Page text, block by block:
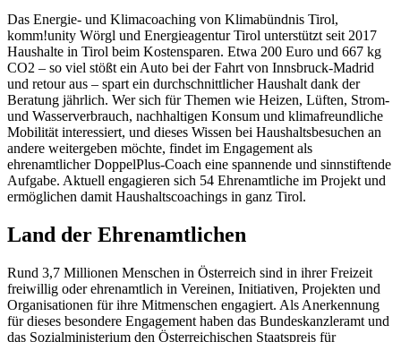
Das Energie- und Klimacoaching von Klimabündnis Tirol,
komm!unity Wörgl und Energieagentur Tirol unterstützt seit 2017
Haushalte in Tirol beim Kostensparen. Etwa 200 Euro und 667 kg
CO2 – so viel stößt ein Auto bei der Fahrt von Innsbruck-Madrid
und retour aus – spart ein durchschnittlicher Haushalt dank der
Beratung jährlich. Wer sich für Themen wie Heizen, Lüften, Strom-
und Wasserverbrauch, nachhaltigen Konsum und klimafreundliche
Mobilität interessiert, und dieses Wissen bei Haushaltsbesuchen an
andere weitergeben möchte, findet im Engagement als
ehrenamtlicher DoppelPlus-Coach eine spannende und sinnstiftende
Aufgabe. Aktuell engagieren sich 54 Ehrenamtliche im Projekt und
ermöglichen damit Haushaltscoachings in ganz Tirol.
Land der Ehrenamtlichen
Rund 3,7 Millionen Menschen in Österreich sind in ihrer Freizeit
freiwillig oder ehrenamtlich in Vereinen, Initiativen, Projekten und
Organisationen für ihre Mitmenschen engagiert. Als Anerkennung
für dieses besondere Engagement haben das Bundeskanzleramt und
das Sozialministerium den Österreichischen Staatspreis für